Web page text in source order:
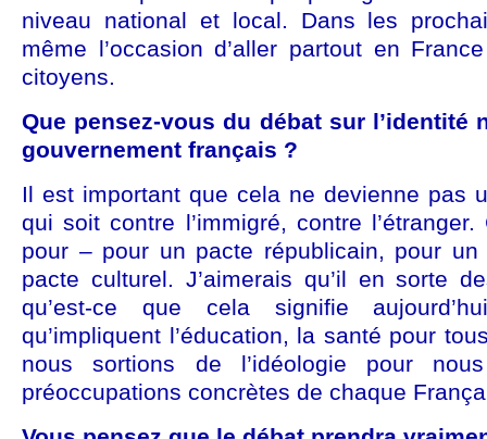
niveau national et local. Dans les
même l’occasion d’aller partout en
citoyens.
Que pensez-vous du débat sur l’identité
gouvernement français ?
Il est important que cela ne devienne pas
qui soit contre l’immigré, contre
pour – pour un pacte républicain, pour
pacte culturel. J’aimerais qu’il en sorte
qu’est-ce que cela signifie
qu’impliquent l’éducation, la santé pour
nous sortions de l’idéologie pour
préoccupations concrètes de chaque